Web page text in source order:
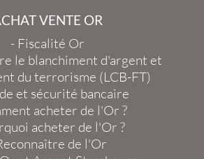
VENTE OR
- Fiscalité Or
le blanchiment d'argent et
du terrorisme (LCB-FT)
et sécurité bancaire
acheter de l'Or ?
acheter de l'Or ?
de l'Or